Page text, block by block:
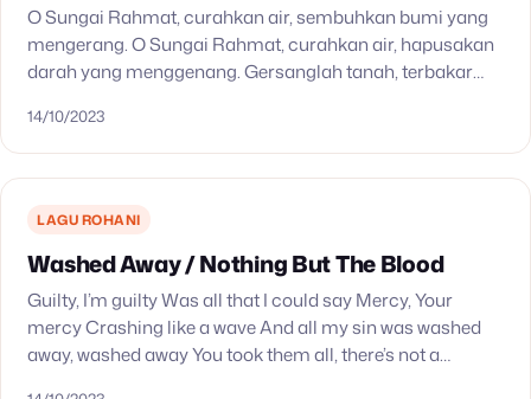
O Sungai Rahmat, curahkan air, sembuhkan bumi yang
mengerang. O Sungai Rahmat, curahkan air, hapusakan
darah yang menggenang. Gersanglah tanah, terbakar
Rahmat, curahkan air…
14/10/2023
LAGU ROHANI
Washed Away / Nothing But The Blood
Guilty, I’m guilty Was all that I could say Mercy, Your
mercy Crashing like a wave And all my sin was washed
away, washed away You took them all, there’s not a…